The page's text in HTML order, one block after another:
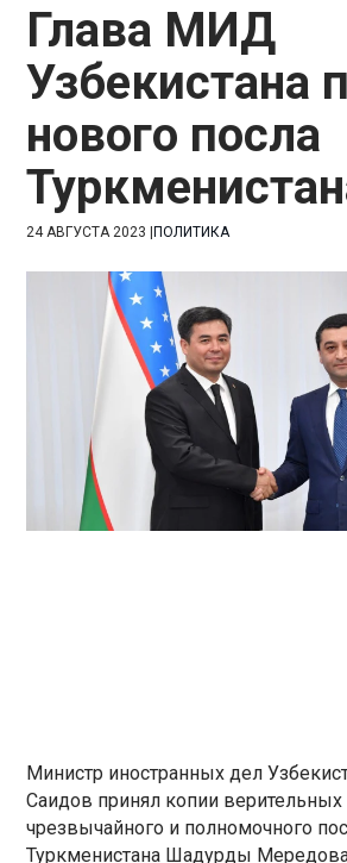
Глава МИД
Узбекистана
нового посла
24 АВГУСТА 2023 |ПОЛИТИКА
Министр иностранных дел
Саидов принял копии верительных
чрезвычайного и полномочного
Туркменистана Шадурды